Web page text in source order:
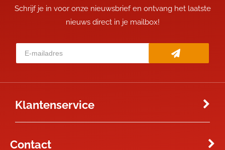
Schrijf je in voor onze nieuwsbrief en ontvang het laatste
nieuws direct in je mailbox!
Klantenservice
Contact